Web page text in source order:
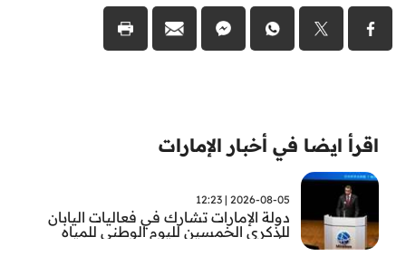
اقرأ ايضا في أخبار الإمارات
2026-08-05 | 12:23
دولة الإمارات تشارك في فعاليات اليابان
للذكرى الخمسين لليوم الوطني للمياه